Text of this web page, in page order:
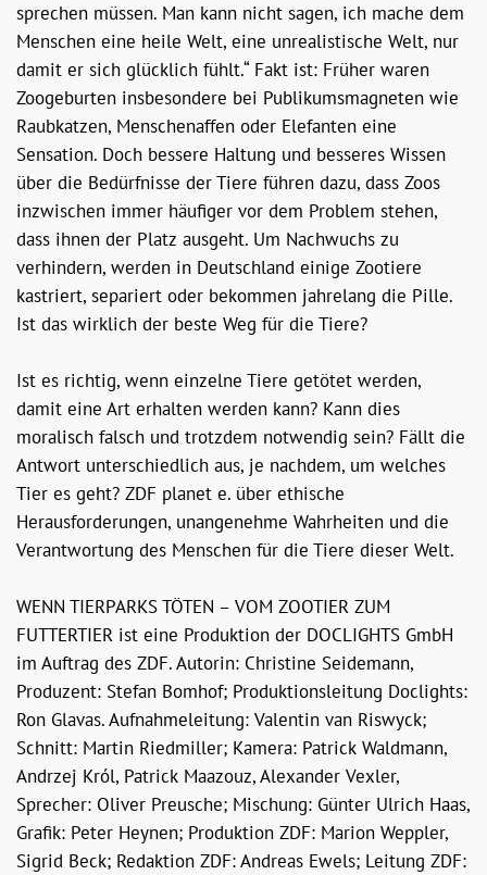
sprechen müssen. Man kann nicht sagen, ich mache dem
Menschen eine heile Welt, eine unrealistische Welt, nur
damit er sich glücklich fühlt.“ Fakt ist: Früher waren
Zoogeburten insbesondere bei Publikumsmagneten wie
Raubkatzen, Menschenaffen oder Elefanten eine
Sensation. Doch bessere Haltung und besseres Wissen
über die Bedürfnisse der Tiere führen dazu, dass Zoos
inzwischen immer häufiger vor dem Problem stehen,
dass ihnen der Platz ausgeht. Um Nachwuchs zu
verhindern, werden in Deutschland einige Zootiere
kastriert, separiert oder bekommen jahrelang die Pille.
Ist das wirklich der beste Weg für die Tiere?
Ist es richtig, wenn einzelne Tiere getötet werden,
damit eine Art erhalten werden kann? Kann dies
moralisch falsch und trotzdem notwendig sein? Fällt die
Antwort unterschiedlich aus, je nachdem, um welches
Tier es geht? ZDF planet e. über ethische
Herausforderungen, unangenehme Wahrheiten und die
Verantwortung des Menschen für die Tiere dieser Welt.
WENN TIERPARKS TÖTEN – VOM ZOOTIER ZUM
FUTTERTIER ist eine Produktion der DOCLIGHTS GmbH
im Auftrag des ZDF. Autorin: Christine Seidemann,
Produzent: Stefan Bomhof; Produktionsleitung Doclights:
Ron Glavas. Aufnahmeleitung: Valentin van Riswyck;
Schnitt: Martin Riedmiller; Kamera: Patrick Waldmann,
Andrzej Król, Patrick Maazouz, Alexander Vexler,
Sprecher: Oliver Preusche; Mischung: Günter Ulrich Haas,
Grafik: Peter Heynen; Produktion ZDF: Marion Weppler,
Sigrid Beck; Redaktion ZDF: Andreas Ewels; Leitung ZDF: